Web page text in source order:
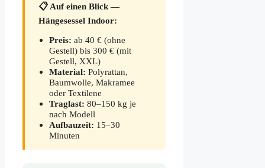
📋 Auf einen Blick —
Hängesessel Indoor:
Preis: ab 40 € (ohne
Gestell) bis 300 € (mit
Gestell, XXL)
Material: Polyrattan,
Baumwolle, Makramee
oder Textilene
Traglast: 80–150 kg je
nach Modell
Aufbauzeit: 15–30
Minuten